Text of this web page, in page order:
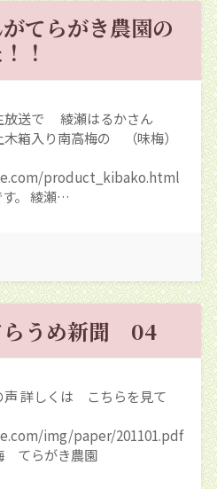
てらがき農園の
！
送で 綾瀬はるかさん
箱入り南高梅の （味梅）
product_kibako.html
。 綾瀬…
うめ新聞 04
詳しくは こちらを見て
img/paper/201101.pdf
てらがき農園